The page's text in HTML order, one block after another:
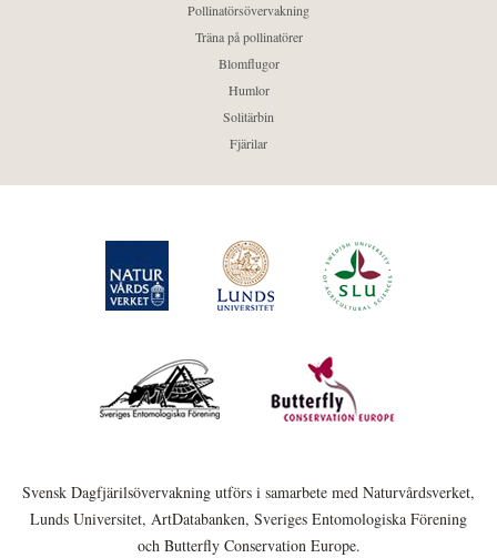
Pollinatörsövervakning
Träna på pollinatörer
Blomflugor
Humlor
Solitärbin
Fjärilar
Svensk Dagfjärilsövervakning utförs i samarbete med Naturvårdsverket,
Lunds Universitet, ArtDatabanken, Sveriges Entomologiska Förening
och Butterfly Conservation Europe.